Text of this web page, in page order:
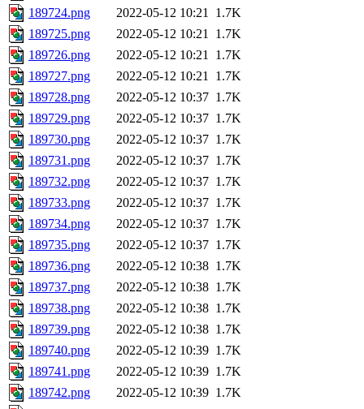
189724.png
2022-05-12 10:21 1.7K
189725.png
2022-05-12 10:21 1.7K
189726.png
2022-05-12 10:21 1.7K
189727.png
2022-05-12 10:21 1.7K
189728.png
2022-05-12 10:37 1.7K
189729.png
2022-05-12 10:37 1.7K
189730.png
2022-05-12 10:37 1.7K
189731.png
2022-05-12 10:37 1.7K
189732.png
2022-05-12 10:37 1.7K
189733.png
2022-05-12 10:37 1.7K
189734.png
2022-05-12 10:37 1.7K
189735.png
2022-05-12 10:37 1.7K
189736.png
2022-05-12 10:38 1.7K
189737.png
2022-05-12 10:38 1.7K
189738.png
2022-05-12 10:38 1.7K
189739.png
2022-05-12 10:38 1.7K
189740.png
2022-05-12 10:39 1.7K
189741.png
2022-05-12 10:39 1.7K
189742.png
2022-05-12 10:39 1.7K